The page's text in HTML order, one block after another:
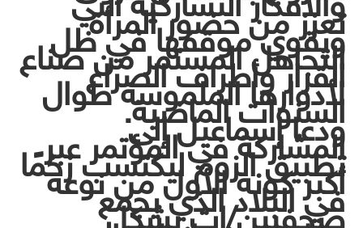
تعزز من حضور المرأة
ويقوي موقفها في ظل
التجاهل المستمر من صناع
القرار وأطراف الصراع
لأدوارها الملموسة طوال
السنوات الماضية.
ودعا إسماعيل إلى
المشاركة في المؤتمر عبر
تطبيق الزوم ليكتسب زخمًا
أكبر كونه الأول من نوعه
في البلاد الذي يجمع
صحفيين/ات بشكل